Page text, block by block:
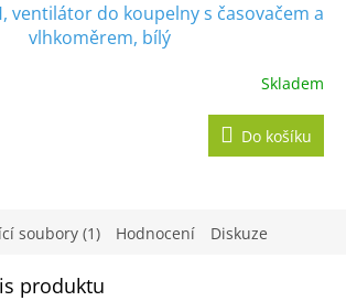
ventilátor do koupelny s časovačem a
vlhkoměrem, bílý
Skladem
Do košíku
soubory (1) Hodnocení Diskuze
produktu